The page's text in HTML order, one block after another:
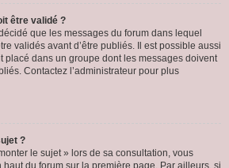
être validé ?
que les messages du forum dans lequel
validés avant d’être publiés. Il est possible aussi
placé dans un groupe dont les messages doivent
Contactez l’administrateur pour plus
?
le sujet » lors de sa consultation, vous
du forum sur la première page. Par ailleurs, si